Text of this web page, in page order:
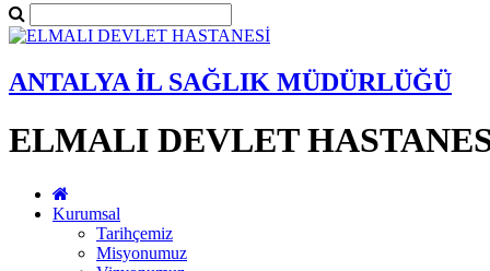
ANTALYA İL SAĞLIK MÜDÜRLÜĞÜ
ELMALI DEVLET
Kurumsal
Tarihçemiz
Misyonumuz